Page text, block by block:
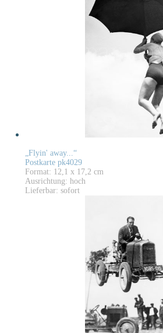
„Flyin' away...“
Postkarte pk4029
Format: 12,1 x 17,2 cm
Ausrichtung: hoch
Lieferbar: sofort